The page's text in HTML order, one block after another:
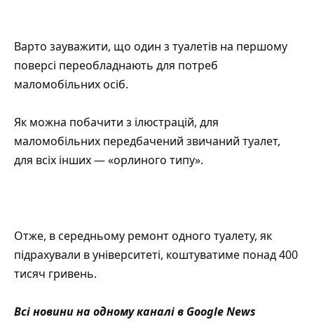
Варто зауважити, що один з туалетів на першому
поверсі переобладнають для потреб
маломобільних осіб.
Як можна побачити з ілюстрацій, для
маломобільних передбачений звичаний туалет,
для всіх інших — «орлиного типу».
Отже, в середньому ремонт одного туалету, як
підрахували в університеті, коштуватиме понад 400
тисяч гривень.
Всі новини на одному каналі в Google News